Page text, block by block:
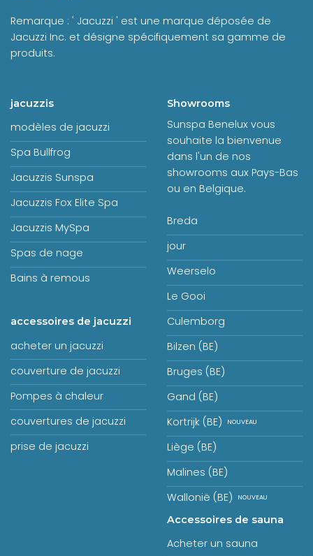
Remarque : ' Jacuzzi ' est une marque déposée de
Jacuzzi Inc. et désigne spécifiquement sa gamme de
produits.
jacuzzis
modèles de jacuzzi
Spa Bullfrog
Jacuzzis Sunspa
Jacuzzis Fox Elite Spa
Jacuzzis MySpa
Spas de nage
Bains à remous
accessoires de jacuzzi
acheter un jacuzzi
couverture de jacuzzi
Pompes à chaleur
couvertures de jacuzzi
prise de jacuzzi
Showrooms
Sunspa Benelux vous
souhaite la bienvenue
dans l'un de nos
showrooms aux Pays-Bas
ou en Belgique.
Breda
jour
Weerselo
Le Gooi
Culemborg
Bilzen (BE)
Bruges (BE)
Gand (BE)
Kortrijk (BE)
Liège (BE)
Malines (BE)
Wallonië (BE)
Accessoires de sauna
Acheter un sauna